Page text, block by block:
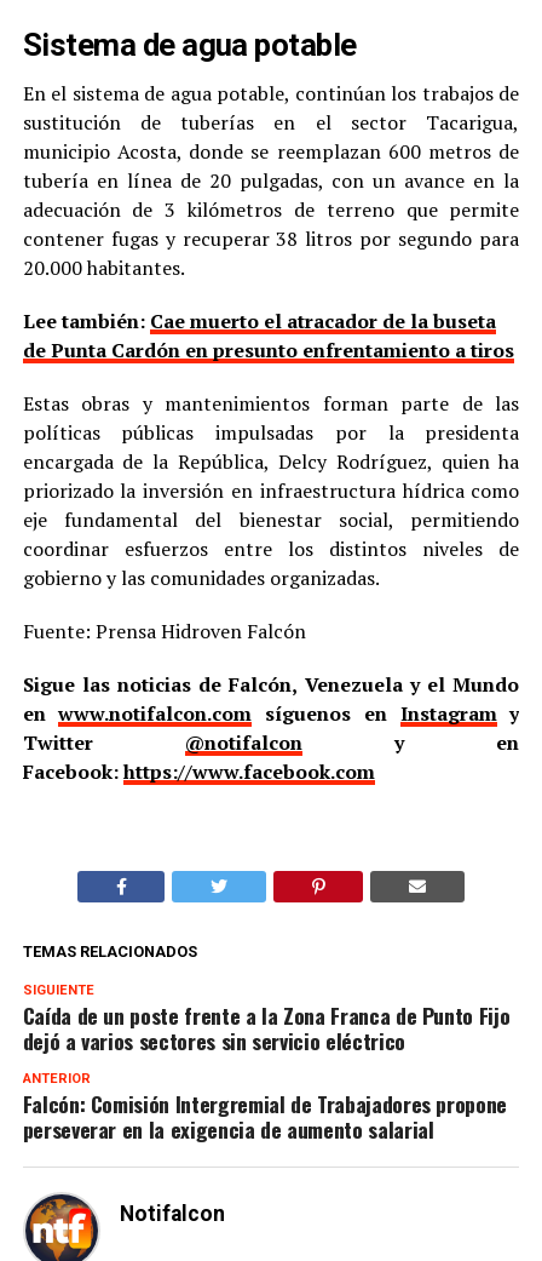
Sistema de agua potable
En el sistema de agua potable, continúan los trabajos de
sustitución de tuberías en el sector Tacarigua,
municipio Acosta, donde se reemplazan 600 metros de
tubería en línea de 20 pulgadas, con un avance en la
adecuación de 3 kilómetros de terreno que permite
contener fugas y recuperar 38 litros por segundo para
20.000 habitantes.
Lee también: Cae muerto el atracador de la buseta
de Punta Cardón en presunto enfrentamiento a tiros
Estas obras y mantenimientos forman parte de las
políticas públicas impulsadas por la presidenta
encargada de la República, Delcy Rodríguez, quien ha
priorizado la inversión en infraestructura hídrica como
eje fundamental del bienestar social, permitiendo
coordinar esfuerzos entre los distintos niveles de
gobierno y las comunidades organizadas.
Fuente: Prensa Hidroven Falcón
Sigue las noticias de Falcón, Venezuela y el Mundo
enwww.notifalcon.com síguenos en Instagramy
Twitter @notifalcony en
Facebook:https://www.facebook.com
TEMAS RELACIONADOS
SIGUIENTE
Caída de un poste frente a la Zona Franca de Punto Fijo
dejó a varios sectores sin servicio eléctrico
ANTERIOR
Falcón: Comisión Intergremial de Trabajadores propone
perseverar en la exigencia de aumento salarial
Notifalcon